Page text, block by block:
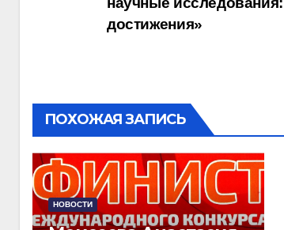
по
достижения»
ПОХОЖАЯ ЗАПИСЬ
НОВОСТИ